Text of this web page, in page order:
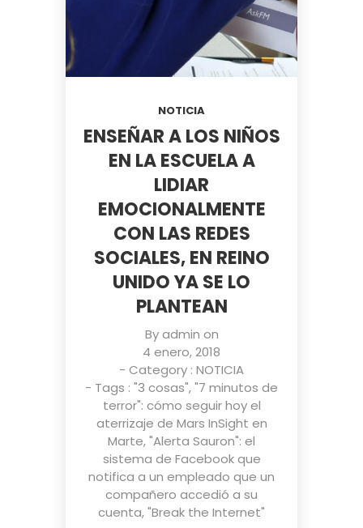
NOTICIA
ENSEÑAR A LOS NIÑOS
EN LA ESCUELA A
LIDIAR
EMOCIONALMENTE
CON LAS REDES
SOCIALES, EN REINO
UNIDO YA SE LO
PLANTEAN
Byadmin on
4 enero, 2018
- Category : NOTICIA
- Tags : "3 cosas","7 minutos de
terror": cómo seguir hoy el
aterrizaje de Mars InSight en
Marte,"Alerta Sauron": el
sistema de Facebook que
notifica a un empleado que un
compañero accedió a su
cuenta,"Break the Internet"